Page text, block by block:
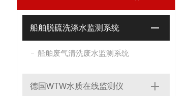
船舶脱硫洗涤水监测系统
船舶废气清洗废水监测系统
德国WTW水质在线监测仪